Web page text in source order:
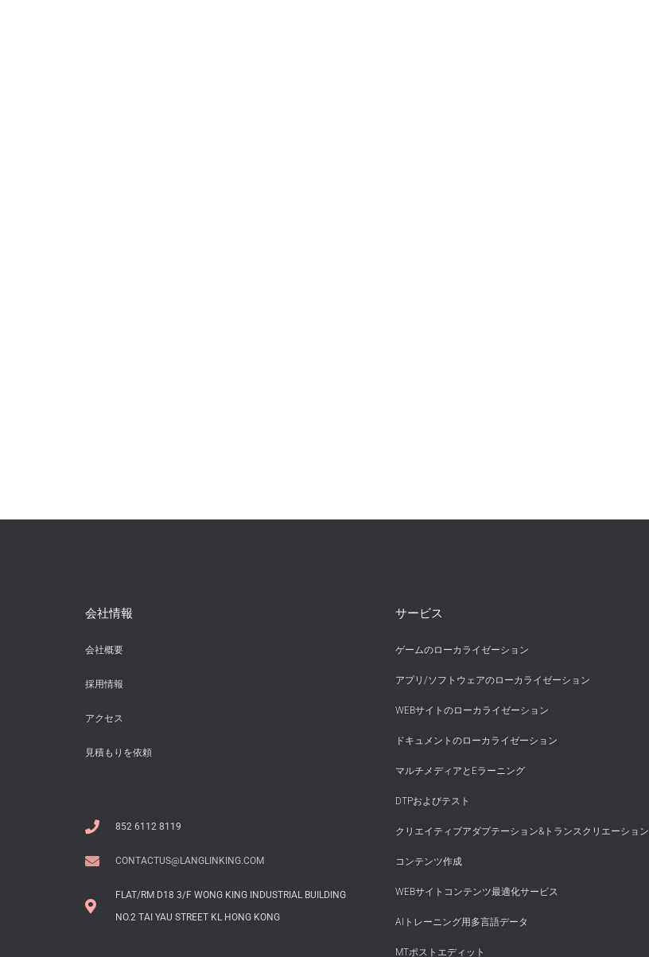
会社情報
会社概要
採用情報
アクセス
見積もりを依頼
852 6112 8119
CONTACTUS@LANGLINKING.COM
FLAT/RM D18 3/F WONG KING INDUSTRIAL BUILDING
NO.2 TAI YAU STREET KL HONG KONG
サービス
ゲームのローカライゼーション
アプリ/ソフトウェアのローカライゼーション
WEBサイトのローカライゼーション
ドキュメントのローカライゼーション
マルチメディアとEラーニング
DTPおよびテスト
クリエイティブアダプテーション&トランスクリエーション
コンテンツ作成
WEBサイトコンテンツ最適化サービス
AIトレーニング用多言語データ
MTポストエディット